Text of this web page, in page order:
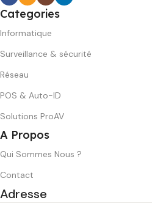
Categories
Informatique
Surveillance & sécurité
Réseau
POS & Auto-ID
Solutions ProAV
A Propos
Qui Sommes Nous ?
Contact
Adresse